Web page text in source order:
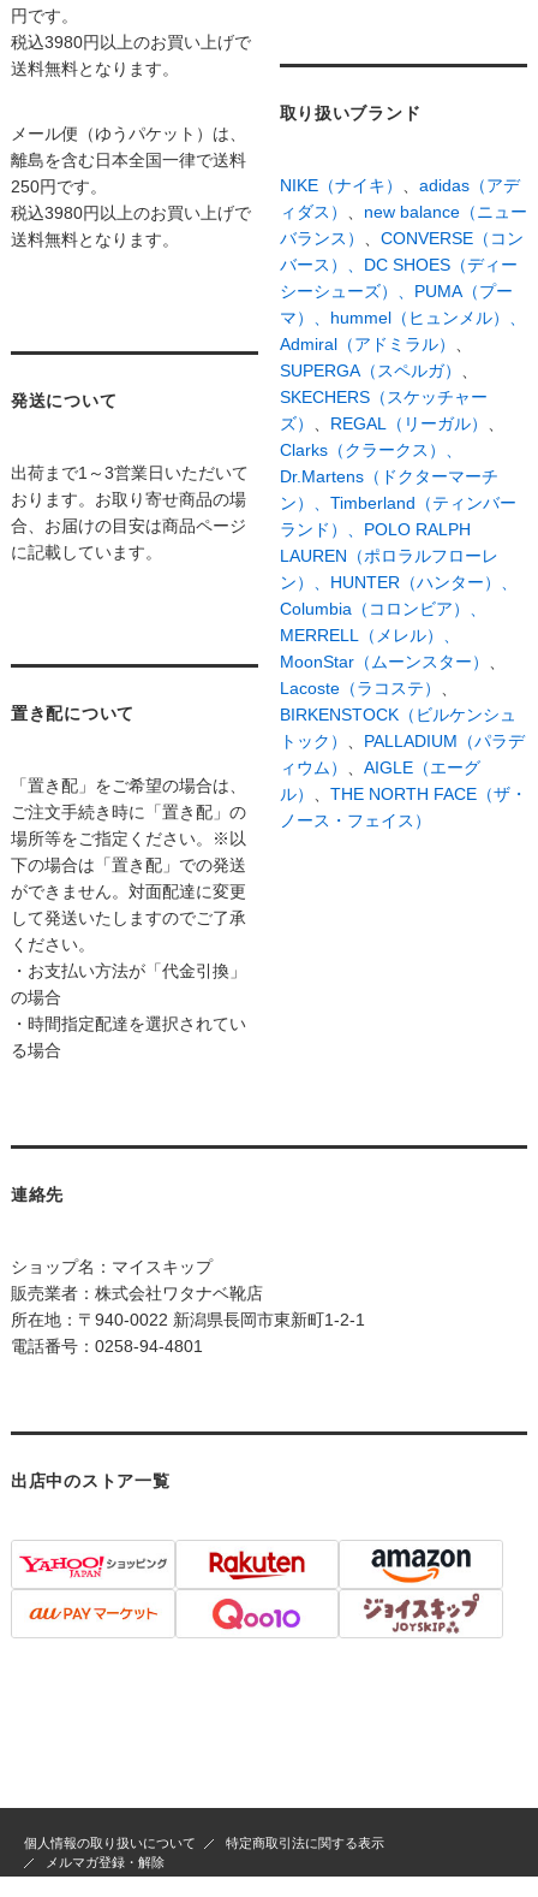
円です。
税込3980円以上のお買い上げで
送料無料となります。
メール便（ゆうパケット）は、
離島を含む日本全国一律で送料
250円です。
税込3980円以上のお買い上げで
送料無料となります。
発送について
出荷まで1～3営業日いただいて
おります。お取り寄せ商品の場
合、お届けの目安は商品ページ
に記載しています。
置き配について
「置き配」をご希望の場合は、
ご注文手続き時に「置き配」の
場所等をご指定ください。※以
下の場合は「置き配」での発送
ができません。対面配達に変更
して発送いたしますのでご了承
ください。
・お支払い方法が「代金引換」
の場合
・時間指定配達を選択されてい
る場合
取り扱いブランド
NIKE（ナイキ）
adidas（アデ
ィダス）
new balance（ニュー
バランス）
CONVERSE（コン
バース）、 DC SHOES（ディー
シーシューズ）、 PUMA（プー
マ）、 hummel（ヒュンメル）、
Admiral（アドミラル）
SUPERGA（スペルガ）
SKECHERS（スケッチャー
ズ）
REGAL（リーガル）
Clarks（クラークス）、
Dr.Martens（ドクターマーチ
ン）、 Timberland（ティンバー
ランド）、 POLO RALPH
LAUREN（ポロラルフローレ
ン）、 HUNTER（ハンター）、
Columbia（コロンビア）、
MERRELL（メレル）、
MoonStar（ムーンスター）
Lacoste（ラコステ）
BIRKENSTOCK（ビルケンシュ
トック）
PALLADIUM（パラデ
ィウム）
AIGLE（エーグ
ル）
THE NORTH FACE（ザ・
ノース・フェイス）
連絡先
ショップ名：マイスキップ
販売業者：株式会社ワタナベ靴店
所在地：〒940-0022 新潟県長岡市東新町1-2-1
電話番号：0258-94-4801
出店中のストア一覧
個人情報の取り扱いについて
特定商取引法に関する表示
メルマガ登録・解除